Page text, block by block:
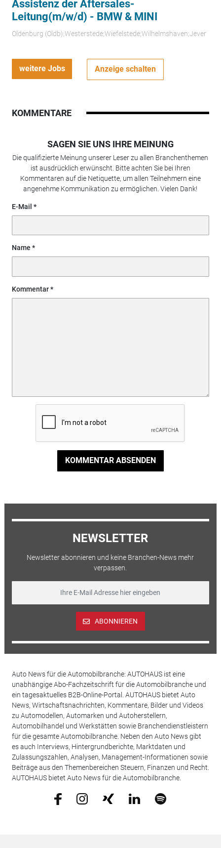
Assistenz der Aftersales-
Leitung(m/w/d) - BMW & MINI
Oldenburg (Oldb);Westerstede;Wiefelstede;Wilhelmshaven;Jever
weitere Jobs Anzeige schalten
KOMMENTARE
SAGEN SIE UNS IHRE MEINUNG
Die qualifizierte Meinung unserer Leser zu allen Branchenthemen
ist ausdrücklich erwünscht. Bitte achten Sie bei Ihren
Kommentaren auf die Netiquette, um allen Teilnehmern eine
angenehme Kommunikation zu ermöglichen. Vielen Dank!
E-Mail
Name
Kommentar
KOMMENTAR ABSENDEN
NEWSLETTER
Newsletter abonnieren und keine Branchen-News mehr
verpassen.
ABONNIEREN
Auto News für die Automobilbranche: AUTOHAUS ist eine
unabhängige Abo-Fachzeitschrift für die Automobilbranche und
ein tagesaktuelles B2B-Online-Portal. AUTOHAUS bietet Auto
News, Wirtschaftsnachrichten, Kommentare, Bilder und Videos
zu Automodellen, Automarken und Autoherstellern,
Automobilhandel und Werkstätten sowie Branchendienstleistern
für die gesamte Automobilbranche. Neben den Auto News gibt
es auch Interviews, Hintergrundberichte, Marktdaten und
Zulassungszahlen, Analysen, Management-Informationen sowie
Beiträge aus den Themenbereichen Steuern, Finanzen und Recht.
AUTOHAUS bietet Auto News für die Automobilbranche.